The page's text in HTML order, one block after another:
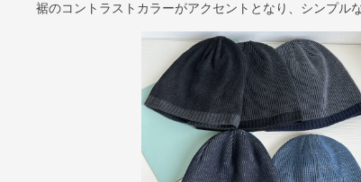
裾のコントラストカラーがアクセントとなり、シンプル